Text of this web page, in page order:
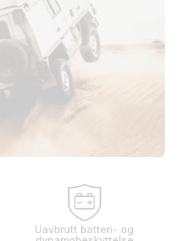
Uavbrutt batteri- og